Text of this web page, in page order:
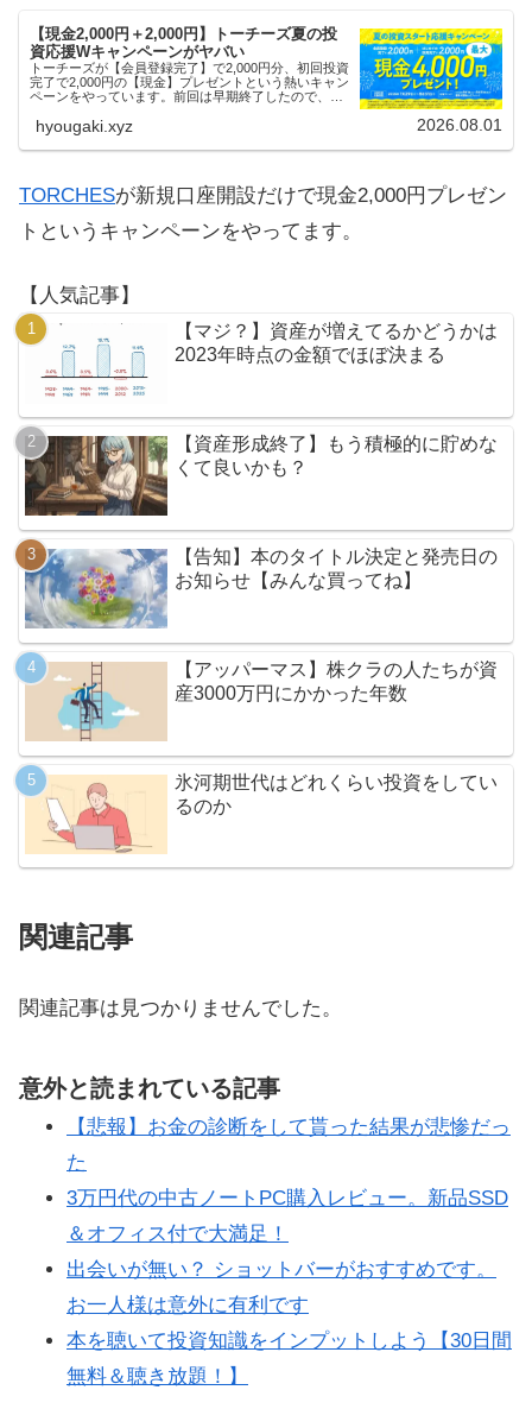
【現金2,000円＋2,000円】トーチーズ夏の投
資応援Wキャンペーンがヤバい
トーチーズが【会員登録完了】で2,000円分、初回投資
完了で2,000円の【現金】プレゼントという熱いキャン
ペーンをやっています。前回は早期終了したので、使
hyougaki.xyz 2026.08.01
TORCHESが新規口座開設だけで現金2,000円プレゼン
トというキャンペーンをやってます。
【人気記事】
【マジ？】資産が増えてるかどうかは
2023年時点の金額でほぼ決まる
【資産形成終了】もう積極的に貯めな
くて良いかも？
【告知】本のタイトル決定と発売日の
お知らせ【みんな買ってね】
【アッパーマス】株クラの人たちが資
産3000万円にかかった年数
氷河期世代はどれくらい投資をしてい
るのか
関連記事
関連記事は見つかりませんでした。
意外と読まれている記事
【悲報】お金の診断をして貰った結果が悲惨だっ
た
3万円代の中古ノートPC購入レビュー。新品SSD
＆オフィス付で大満足！
出会いが無い？ ショットバーがおすすめです。
お一人様は意外に有利です
本を聴いて投資知識をインプットしよう【30日間
無料＆聴き放題！】